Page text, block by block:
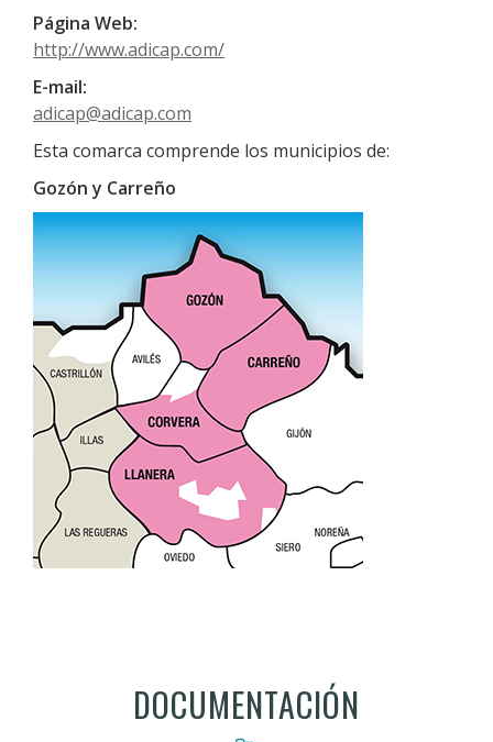
Página Web:
http://www.adicap.com/
E-mail:
adicap@adicap.com
Esta comarca comprende los municipios de:
Gozón y Carreño
DOCUMENTACIÓN